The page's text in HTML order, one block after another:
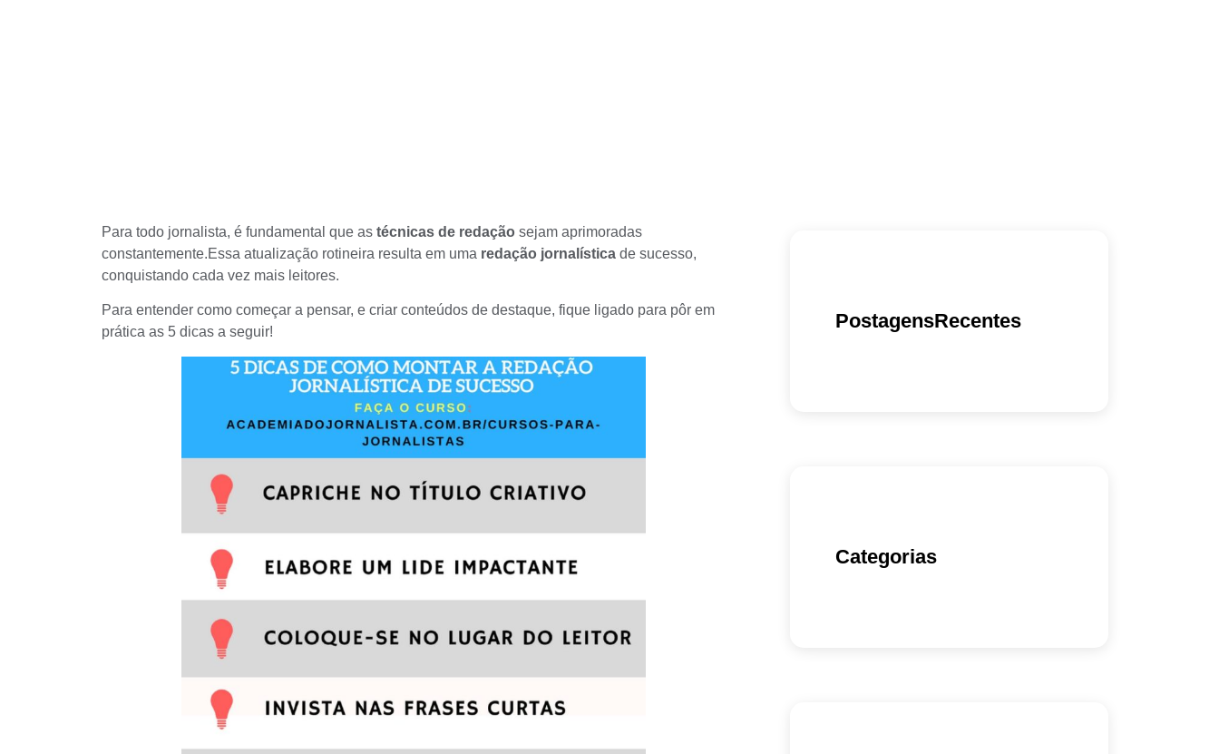
Para todo jornalista, é fundamental que as técnicas de redação sejam aprimoradas
constantemente.Essa atualização rotineira resulta em uma redação jornalística de sucesso,
conquistando cada vez mais leitores.
Para entender como começar a pensar, e criar conteúdos de destaque, fique ligado para pôr em
prática as 5 dicas a seguir!
PostagensRecentes
Categorias